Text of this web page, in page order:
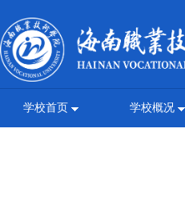
学校首页 学校概况